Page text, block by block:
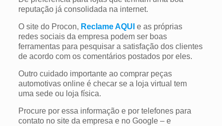
reputação já consolidada na internet.
O site do Procon, Reclame AQUI e as próprias
redes sociais da empresa podem ser boas
ferramentas para pesquisar a satisfação dos clientes
de acordo com os comentários postados por eles.
Outro cuidado importante ao comprar peças
automotivas online é checar se a loja virtual tem
uma sede ou loja física.
Procure por essa informação e por telefones para
contato no site da empresa e no Google – e